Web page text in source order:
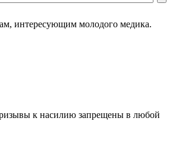
интересующим молодого медика.
к насилию запрещены в любой